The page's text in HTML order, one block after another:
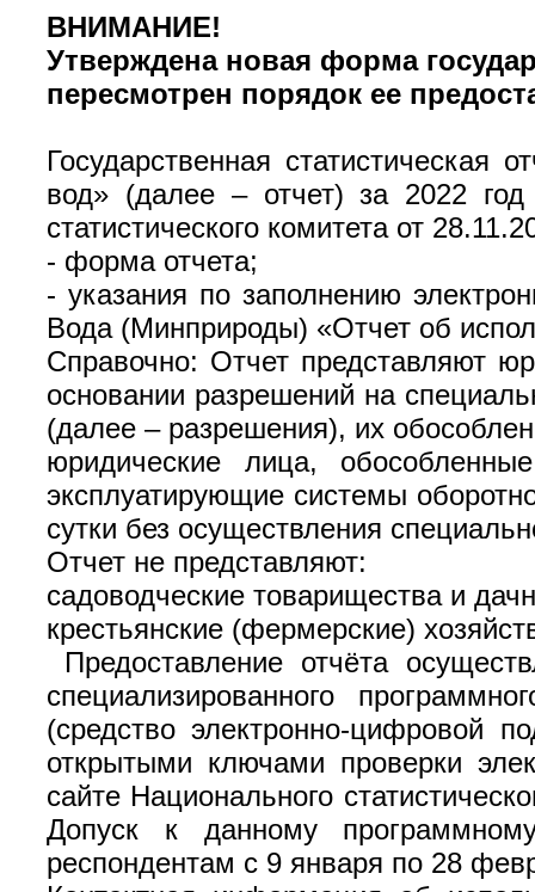
ВНИМАНИЕ!
Утверждена новая форма
пересмотрен порядок ее
Государственная
вод» (далее – отчет) за 2022 год
статистического комитета от
- форма отчета;
- указания по заполнению
Вода (Минприроды) «Отчет об
Справочно: Отчет представляют
основании разрешений на
(далее – разрешения), их
юридические лица,
эксплуатирующие системы
сутки без осуществления
Отчет не представляют:
садоводческие товарищества и
крестьянские (фермерские)
Предоставление отчёта
специализированного
(средство электронно-цифровой
открытыми ключами проверки
сайте Национального
Допуск к данному
респондентам с 9 января по 28